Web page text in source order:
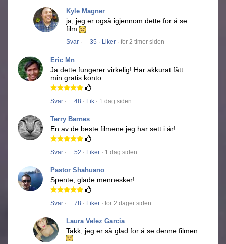
Kyle Magner
ja, jeg er også igjennom dette for å se
film
Svar · 35 · Liker · for 2 timer siden
Eric Mn
Ja dette fungerer virkelig! Har akkurat fått
min gratis konto
Svar · 48 · Lik · 1 dag siden
Terry Barnes
En av de beste filmene jeg har sett i år!
Svar · 52 · Liker · 1 dag siden
Pastor Shahuano
Spente, glade mennesker!
Svar · 78 · Liker · for 2 dager siden
Laura Velez Garcia
Takk, jeg er så glad for å se denne filmen